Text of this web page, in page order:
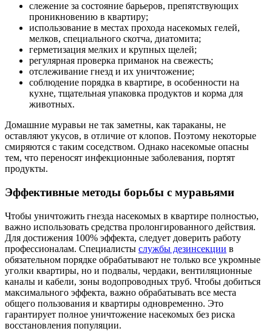
слежение за состояние барьеров, препятствующих
проникновению в квартиру;
использование в местах прохода насекомых гелей,
мелков, специального скотча, диатомита;
герметизация мелких и крупных щелей;
регулярная проверка приманок на свежесть;
отслеживание гнезд и их уничтожение;
соблюдение порядка в квартире, в особенности на
кухне, тщательная упаковка продуктов и корма для
животных.
Домашние муравьи не так заметны, как тараканы, не
оставляют укусов, в отличие от клопов. Поэтому некоторые
смиряются с таким соседством. Однако насекомые опасны
тем, что переносят инфекционные заболевания, портят
продукты.
Эффективные методы борьбы с муравьями
Чтобы уничтожить гнезда насекомых в квартире полностью,
важно использовать средства пролонгированного действия.
Для достижения 100% эффекта, следует доверить работу
профессионалам. Специалисты службы дезинсекции в
обязательном порядке обрабатывают не только все укромные
уголки квартиры, но и подвалы, чердаки, вентиляционные
каналы и кабели, зоны водопроводных труб. Чтобы добиться
максимального эффекта, важно обрабатывать все места
общего пользования и квартиры одновременно. Это
гарантирует полное уничтожение насекомых без риска
восстановления популяции.